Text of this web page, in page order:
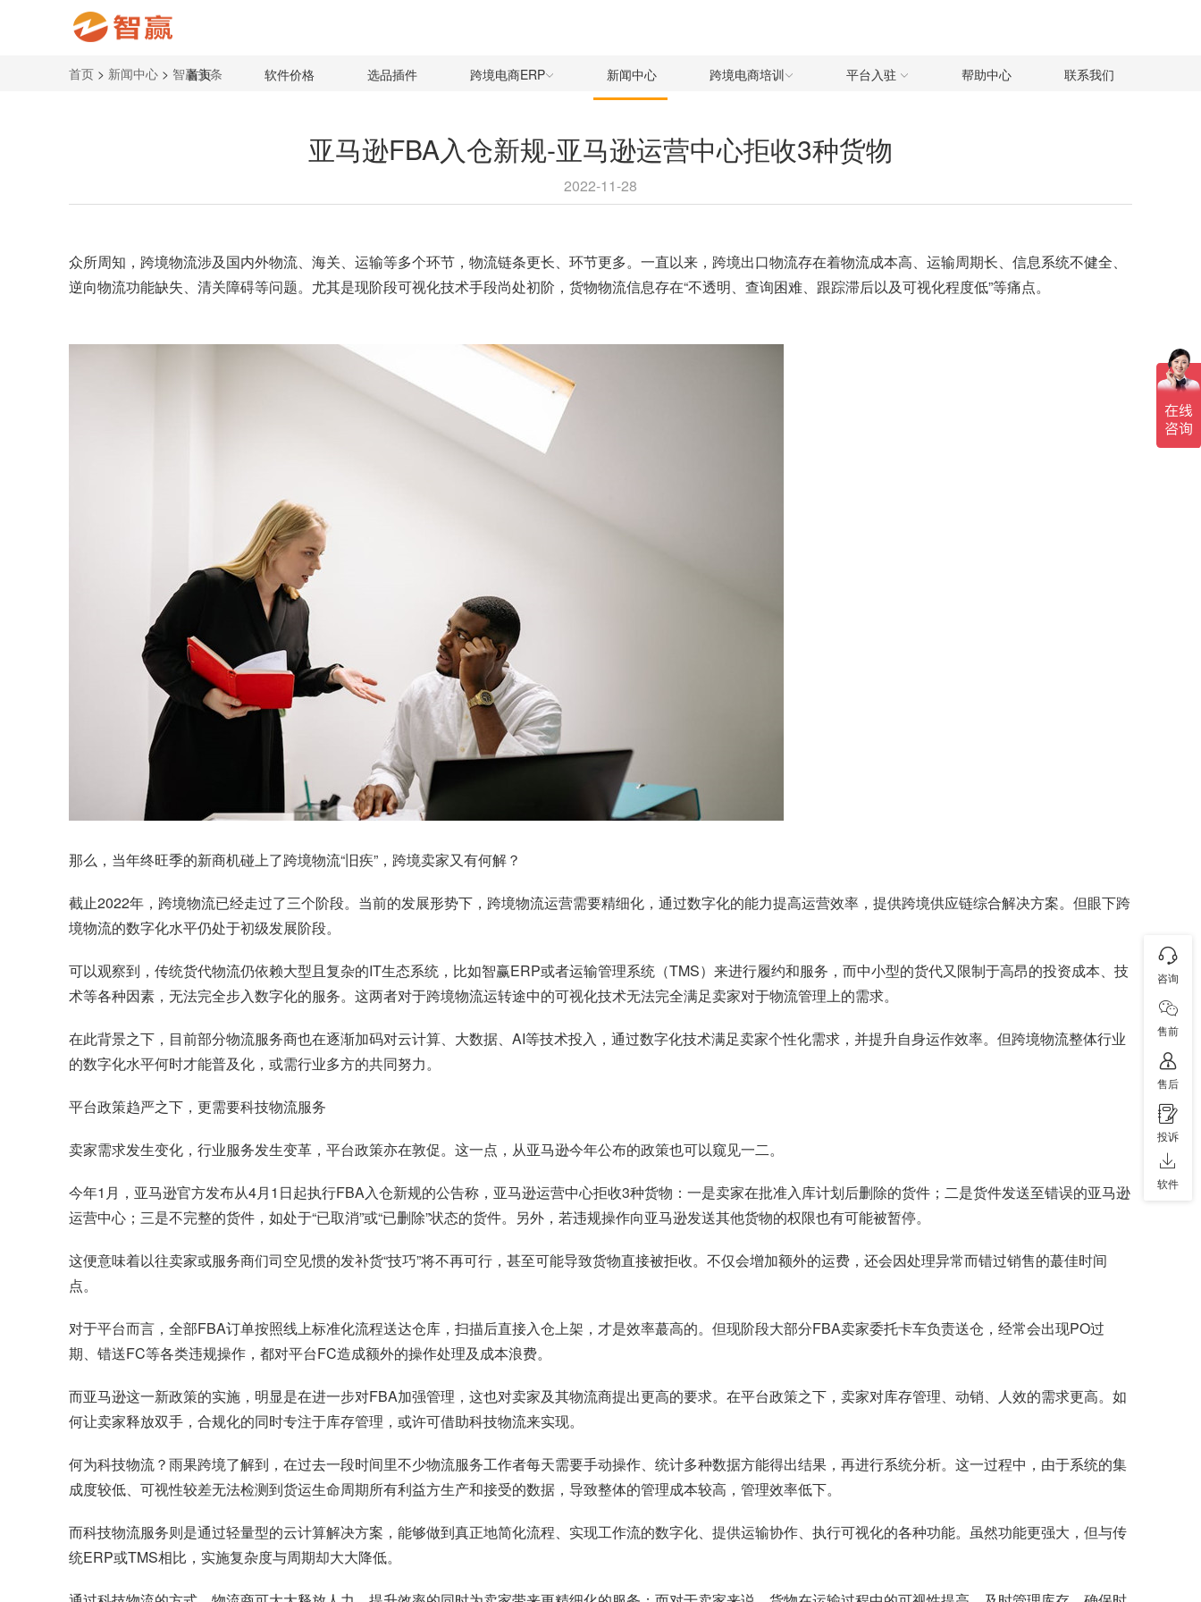
首页 软件价格 选品插件 跨境电商ERP 新闻中心 跨境电商培训 平台入驻 帮助中心 联系我们
首页 > 新闻中心 > 智赢头条
亚马逊FBA入仓新规-亚马逊运营中心拒收3种货物
2022-11-28
众所周知， 跨境物流涉及国内外物流、海关、运输等多个环节，物流链条更长、环节更多。一直以来，跨境出口物流存在着物流成本高、运输周期长、信息系统不健全、
逆向物流功能缺失、清关障碍等问题。尤其是现阶段可视化技术手段尚处初阶，货物物流信息存在“不透明、查询困难、跟踪滞后以及可视化程度低”等痛点。
那么，当年终旺季的新商机碰上了跨境物流“旧疾”，跨境卖家又有何解？
截止2022年，跨境物流已经走过了三个阶段。当前的发展形势下，跨境物流运营需要精细化，通过数字化的能力提高运营效率，提供跨境供应链综合解决方案。但眼下跨
境物流的数字化水平仍处于初级发展阶段。
可以观察到，传统货代物流仍依赖大型且复杂的IT生态系统，比如智赢ERP或者运输管理系统（TMS）来进行履约和服务，而中小型的货代又限制于高昂的投资成本、技
术等各种因素，无法完全步入数字化的服务。这两者对于跨境物流运转途中的可视化技术无法完全满足卖家对于物流管理上的需求。
在此背景之下，目前部分物流服务商也在逐渐加码对云计算、大数据、AI等技术投入，通过数字化技术满足卖家个性化需求，并提升自身运作效率。但跨境物流整体行业
的数字化水平何时才能普及化，或需行业多方的共同努力。
平台政策趋严之下，更需要科技物流服务
卖家需求发生变化，行业服务发生变革，平台政策亦在敦促。这一点，从亚马逊今年公布的政策也可以窥见一二。
今年1月，亚马逊官方发布从4月1日起执行FBA入仓新规的公告称，亚马逊运营中心拒收3种货物：一是卖家在批准入库计划后删除的货件；二是货件发送至错误的亚马逊
运营中心；三是不完整的货件，如处于“已取消”或“已删除”状态的货件。另外，若违规操作向亚马逊发送其他货物的权限也有可能被暂停。
这便意味着以往卖家或服务商们司空见惯的发补货“技巧”将不再可行，甚至可能导致货物直接被拒收。不仅会增加额外的运费，还会因处理异常而错过销售的蕞佳时间
点。
对于平台而言，全部FBA订单按照线上标准化流程送达仓库，扫描后直接入仓上架，才是效率蕞高的。但现阶段大部分FBA卖家委托卡车负责送仓，经常会出现PO过
期、错送FC等各类违规操作，都对平台FC造成额外的操作处理及成本浪费。
而亚马逊这一新政策的实施，明显是在进一步对FBA加强管理，这也对卖家及其物流商提出更高的要求。在平台政策之下，卖家对库存管理、动销、人效的需求更高。如
何让卖家释放双手，合规化的同时专注于库存管理，或许可借助科技物流来实现。
何为科技物流？雨果跨境了解到，在过去一段时间里不少物流服务工作者每天需要手动操作、统计多种数据方能得出结果，再进行系统分析。这一过程中，由于系统的集
成度较低、可视性较差无法检测到货运生命周期所有利益方生产和接受的数据，导致整体的管理成本较高，管理效率低下。
而科技物流服务则是通过轻量型的云计算解决方案，能够做到真正地简化流程、实现工作流的数字化、提供运输协作、执行可视化的各种功能。虽然功能更强大，但与传
统ERP或TMS相比，实施复杂度与周期却大大降低。
咨询
售前
售后
投诉
软件